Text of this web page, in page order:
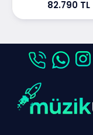
82.790 TL